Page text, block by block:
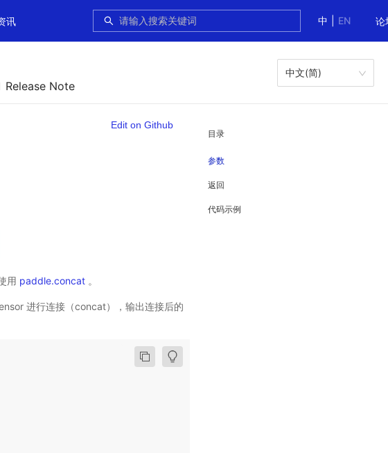
中
EN 论
讯
Release Note
中文(简)
目录
参数
返回
代码示例
Edit on Github
用 paddle.concat 。
进行连接（concat），输出连接后的